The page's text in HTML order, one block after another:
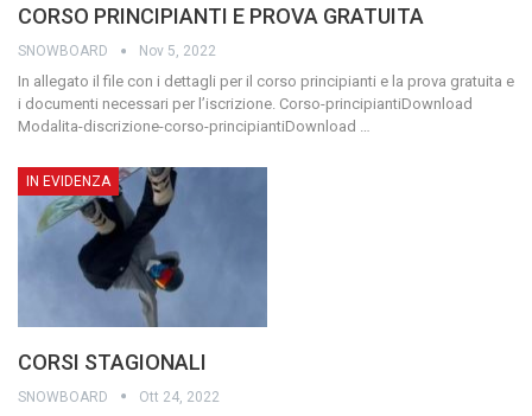
CORSO PRINCIPIANTI E PROVA GRATUITA
SNOWBOARD Nov 5, 2022
In allegato il file con i dettagli per il corso principianti e la prova gratuita e
i documenti necessari per l’iscrizione. Corso-principiantiDownload
Modalita-discrizione-corso-principiantiDownload …
IN EVIDENZA
CORSI STAGIONALI
SNOWBOARD Ott 24, 2022